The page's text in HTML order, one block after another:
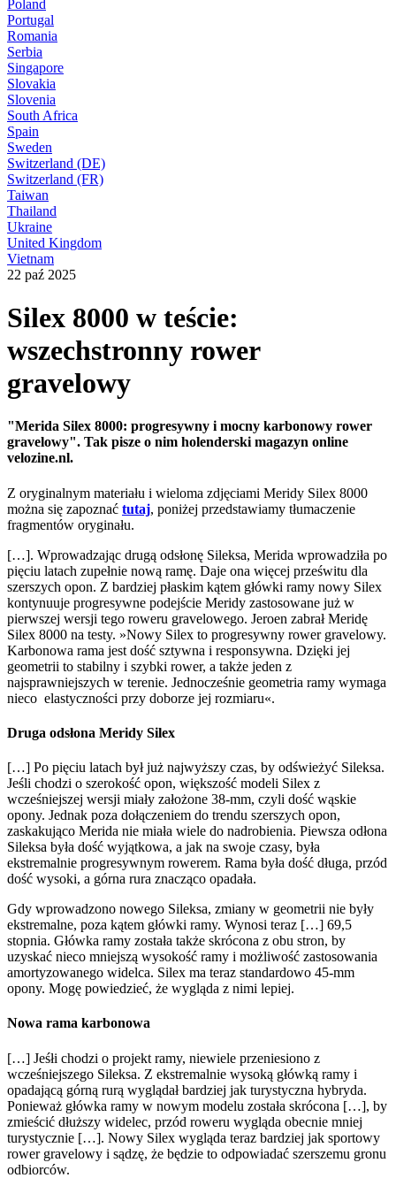
Poland
Portugal
Romania
Serbia
Singapore
Slovakia
Slovenia
South Africa
Spain
Sweden
Switzerland (DE)
Switzerland (FR)
Taiwan
Thailand
Ukraine
United Kingdom
Vietnam
22 paź 2025
Silex 8000 w teście:
wszechstronny rower
gravelowy
"Merida Silex 8000: progresywny i mocny karbonowy rower
gravelowy". Tak pisze o nim holenderski magazyn online
velozine.nl.
Z oryginalnym materiału i wieloma zdjęciami Meridy Silex 8000
można się zapoznać tutaj, poniżej przedstawiamy tłumaczenie
fragmentów oryginału.
[…]. Wprowadzając drugą odsłonę Sileksa, Merida wprowadziła po
pięciu latach zupełnie nową ramę. Daje ona więcej prześwitu dla
szerszych opon. Z bardziej płaskim kątem główki ramy nowy Silex
kontynuuje progresywne podejście Meridy zastosowane już w
pierwszej wersji tego roweru gravelowego. Jeroen zabrał Meridę
Silex 8000 na testy. »Nowy Silex to progresywny rower gravelowy.
Karbonowa rama jest dość sztywna i responsywna. Dzięki jej
geometrii to stabilny i szybki rower, a także jeden z
najsprawniejszych w terenie. Jednocześnie geometria ramy wymaga
nieco elastyczności przy doborze jej rozmiaru«.
Druga odsłona Meridy Silex
[…] Po pięciu latach był już najwyższy czas, by odświeżyć Sileksa.
Jeśli chodzi o szerokość opon, większość modeli Silex z
wcześniejszej wersji miały założone 38-mm, czyli dość wąskie
opony. Jednak poza dołączeniem do trendu szerszych opon,
zaskakująco Merida nie miała wiele do nadrobienia. Piewsza odłona
Sileksa była dość wyjątkowa, a jak na swoje czasy, była
ekstremalnie progresywnym rowerem. Rama była dość długa, przód
dość wysoki, a górna rura znacząco opadała.
Gdy wprowadzono nowego Sileksa, zmiany w geometrii nie były
ekstremalne, poza kątem główki ramy. Wynosi teraz […] 69,5
stopnia. Główka ramy została także skrócona z obu stron, by
uzyskać nieco mniejszą wysokość ramy i możliwość zastosowania
amortyzowanego widelca. Silex ma teraz standardowo 45-mm
opony. Mogę powiedzieć, że wygląda z nimi lepiej.
Nowa rama karbonowa
[…] Jeśłi chodzi o projekt ramy, niewiele przeniesiono z
wcześniejszego Sileksa. Z ekstremalnie wysoką główką ramy i
opadającą górną rurą wyglądał bardziej jak turystyczna hybryda.
Ponieważ główka ramy w nowym modelu została skrócona […], by
zmieścić dłuższy widelec, przód roweru wygląda obecnie mniej
turystycznie […]. Nowy Silex wygląda teraz bardziej jak sportowy
rower gravelowy i sądzę, że będzie to odpowiadać szerszemu gronu
odbiorców.